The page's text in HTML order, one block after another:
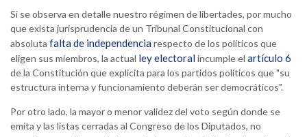
Si se observa en detalle nuestro régimen de libertades, por mucho
que exista jurisprudencia de un Tribunal Constitucional con
absoluta falta de independencia respecto de los políticos que
eligen sus miembros, la actual ley electoral incumple el artículo 6
de la Constitución que explicita para los partidos políticos que "su
estructura interna y funcionamiento deberán ser democráticos".
Por otro lado, la mayor o menor validez del voto según donde se
emita y las listas cerradas al Congreso de los Diputados, no